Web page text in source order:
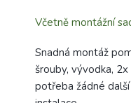
Včetně montážní
Snadná montáž
šrouby, vývodka,
potřeba žádné